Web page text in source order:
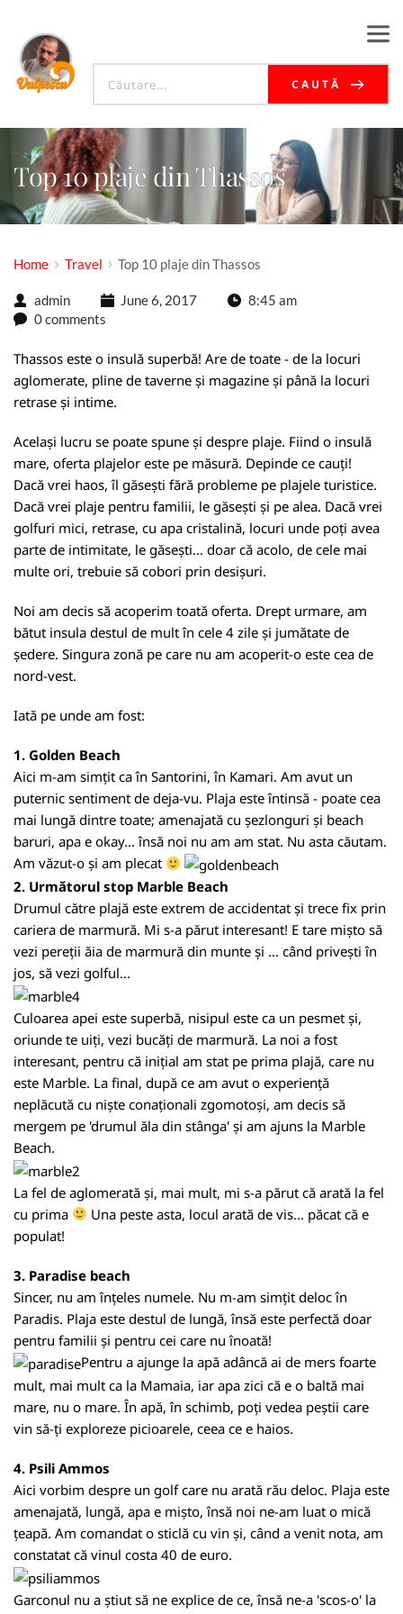
CAUTĂ
Top 10 plaje din Thassos
Home Travel Top 10 plaje din Thassos
admin June 6, 2017
8:45 am
0 comments
Thassos este o insulă superbă! Are de toate - de la locuri
aglomerate, pline de taverne și magazine și până la locuri
retrase și intime.
Același lucru se poate spune și despre plaje. Fiind o insulă
mare, oferta plajelor este pe măsură. Depinde ce cauți!
Dacă vrei haos, îl găsești fără probleme pe plajele turistice.
Dacă vrei plaje pentru familii, le găsești și pe alea. Dacă vrei
golfuri mici, retrase, cu apa cristalină, locuri unde poți avea
parte de intimitate, le găsești... doar că acolo, de cele mai
multe ori, trebuie să cobori prin desișuri.
Noi am decis să acoperim toată oferta. Drept urmare, am
bătut insula destul de mult în cele 4 zile și jumătate de
ședere. Singura zonă pe care nu am acoperit-o este cea de
nord-vest.
Iată pe unde am fost:
1. Golden Beach
Aici m-am simțit ca în Santorini, în Kamari. Am avut un
puternic sentiment de deja-vu. Plaja este întinsă - poate cea
mai lungă dintre toate; amenajată cu șezlonguri și beach
baruri, apa e okay... însă noi nu am am stat. Nu asta căutam.
Am văzut-o și am plecat
2. Următorul stop Marble Beach
Drumul către plajă este extrem de accidentat și trece fix prin
cariera de marmură. Mi s-a părut interesant! E tare mișto să
vezi pereții ăia de marmură din munte și ... când privești în
jos, să vezi golful...
Culoarea apei este superbă, nisipul este ca un pesmet și,
oriunde te uiți, vezi bucăți de marmură. La noi a fost
interesant, pentru că inițial am stat pe prima plajă, care nu
este Marble. La final, după ce am avut o experiență
neplăcută cu niște conaționali zgomotoși, am decis să
mergem pe 'drumul ăla din stânga' și am ajuns la Marble
Beach.
La fel de aglomerată și, mai mult, mi s-a părut că arată la fel
cu prima
Una peste asta, locul arată de vis... păcat că e
populat!
3. Paradise beach
Sincer, nu am înțeles numele. Nu m-am simțit deloc în
Paradis. Plaja este destul de lungă, însă este perfectă doar
pentru familii și pentru cei care nu înoată!
Pentru a ajunge la apă adâncă ai de mers foarte
mult, mai mult ca la Mamaia, iar apa zici că e o baltă mai
mare, nu o mare. În apă, în schimb, poți vedea peștii care
vin să-ți exploreze picioarele, ceea ce e haios.
4. Psili Ammos
Aici vorbim despre un golf care nu arată rău deloc. Plaja este
amenajată, lungă, apa e mișto, însă noi ne-am luat o mică
țeapă. Am comandat o sticlă cu vin și, când a venit nota, am
constatat că vinul costa 40 de euro.
Garconul nu a știut să ne explice de ce, însă ne-a 'scos-o' la